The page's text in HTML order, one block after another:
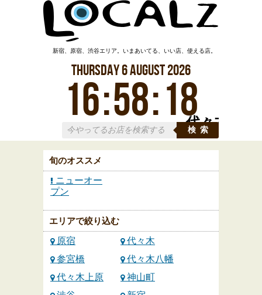
代々木
新宿、原宿、渋谷エリア。いまあいてる、いい店、使える店。
Thursday6August2026
16:58:18
検索
旬のオススメ
ニューオー
プン
エリアで絞り込む
原宿
代々木
参宮橋
代々木八幡
代々木上原
神山町